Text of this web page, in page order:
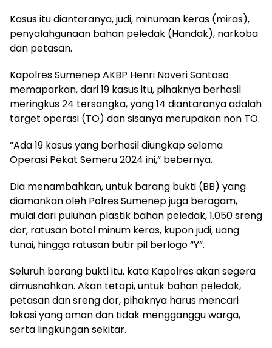
Kasus itu diantaranya, judi, minuman keras (miras),
penyalahgunaan bahan peledak (Handak), narkoba
dan petasan.
Kapolres Sumenep AKBP Henri Noveri Santoso
memaparkan, dari 19 kasus itu, pihaknya berhasil
meringkus 24 tersangka, yang 14 diantaranya adalah
target operasi (TO) dan sisanya merupakan non TO.
“Ada 19 kasus yang berhasil diungkap selama
Operasi Pekat Semeru 2024 ini,” bebernya.
Dia menambahkan, untuk barang bukti (BB) yang
diamankan oleh Polres Sumenep juga beragam,
mulai dari puluhan plastik bahan peledak, 1.050 sreng
dor, ratusan botol minum keras, kupon judi, uang
tunai, hingga ratusan butir pil berlogo “Y”.
Seluruh barang bukti itu, kata Kapolres akan segera
dimusnahkan. Akan tetapi, untuk bahan peledak,
petasan dan sreng dor, pihaknya harus mencari
lokasi yang aman dan tidak mengganggu warga,
serta lingkungan sekitar.